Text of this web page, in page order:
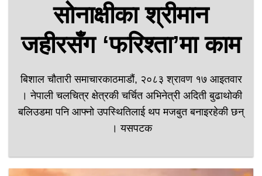
सोनाक्षीका श्रीमान
जहीरसँग ‘फरिश्ता’मा काम
बिशाल चौतारी समाचारकाठमाडौं, २०८३ श्रावण १७ आइतवार
। नेपाली चलचित्र क्षेत्रकी चर्चित अभिनेत्री अदिती बुढाथोकी
बलिउडमा पनि आफ्नो उपस्थितिलाई थप मजबुत बनाइरहेकी छन्
। यसपटक